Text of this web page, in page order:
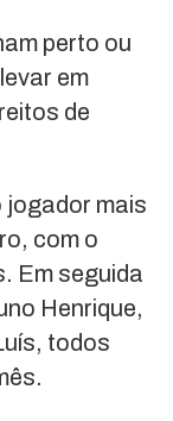
perto ou
em
de
jogador mais
com o
Em seguida
Henrique,
todos